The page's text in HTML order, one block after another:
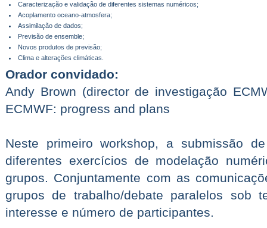
Caracterização e validação de diferentes sistemas numéricos;
Acoplamento oceano-atmosfera;
Assimilação de dados;
Previsão de ensemble;
Novos produtos de previsão;
Clima e alterações climáticas.
Orador convidado:
Andy Brown (director de investigação
ECMWF: progress and plans
Neste primeiro workshop, a submissão
diferentes exercícios de modelação
grupos. Conjuntamente com as
grupos de trabalho/debate paralelos sob
interesse e número de participantes.